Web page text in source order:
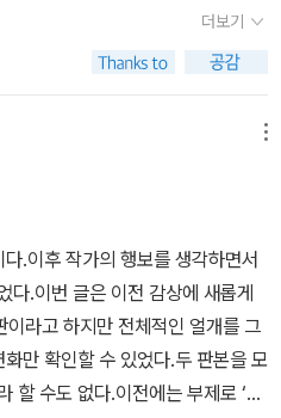
렇게 살지 않았을 텐데, 형제는 스
고 있지만 사람이라면 하면 안 되
.제4회 교보문고 스토리대상 대상
터들의 모습과 속도감 있는 내용
영화를 본 듯한 느낌이 듭니다.
에서 영화 및 드라마 등 영상제
개하는 북투필름(BOOK TO FIL
작 소설입니다. 역시 사람들 보는
이 이렇게 완성도가 높으니 작가
고, 그 기대에 부합한 작품들을 작
드'가 어디까지 펼쳐질지 더욱 기
까 하는 생각이 들었다.​기승전결이
의 역할에 맞춰 충실하게 움직이
설 같은 느낌이다.
가지고 있는 소설이 아니었어요
고통, 공포, 그리고 인간의 이기
인지, 신이란 무엇인지 대한 모든
이야기는 선과 악의 구분을 넘어
절묘하게 그려내고 결말은 꽤 예
택과 그 선택으로 인한 마지막을
개인적으로 꽤 만족스러운 소설
하는 '란'은 특별한 능력으로 고통
란이 원했던 것도, 란 자신만을
다른 인물들로부터 그 능력을 강제
더 공포와 위협을 가져오는 도구
힘은 재능도 아니고, 특별한 능력
더보기
.이후 작가의 행보를 생각하면서
다.이번 글은 이전 감상에 새롭게
라고 하지만 전체적인 얼개를 그
만 확인할 수 있었다.두 판본을 모
할 수도 없다.이전에는 부제로 ‘고